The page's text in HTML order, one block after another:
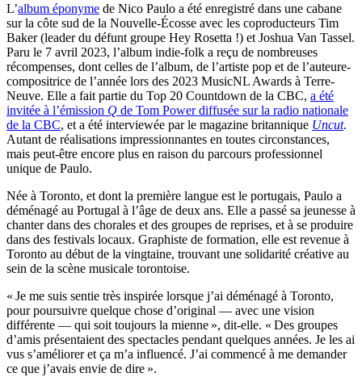
L’album éponyme de Nico Paulo a été enregistré dans une cabane
sur la côte sud de la Nouvelle-Écosse avec les coproducteurs Tim
Baker (leader du défunt groupe Hey Rosetta !) et Joshua Van Tassel.
Paru le 7 avril 2023, l’album indie-folk a reçu de nombreuses
récompenses, dont celles de l’album, de l’artiste pop et de l’auteure-
compositrice de l’année lors des 2023 MusicNL Awards à Terre-
Neuve. Elle a fait partie du Top 20 Countdown de la CBC, a été
invitée à l’émission Q de Tom Power diffusée sur la radio nationale
de la CBC, et a été interviewée par le magazine britannique Uncut.
Autant de réalisations impressionnantes en toutes circonstances,
mais peut-être encore plus en raison du parcours professionnel
unique de Paulo.
Née à Toronto, et dont la première langue est le portugais, Paulo a
déménagé au Portugal à l’âge de deux ans. Elle a passé sa jeunesse à
chanter dans des chorales et des groupes de reprises, et à se produire
dans des festivals locaux. Graphiste de formation, elle est revenue à
Toronto au début de la vingtaine, trouvant une solidarité créative au
sein de la scène musicale torontoise.
« Je me suis sentie très inspirée lorsque j’ai déménagé à Toronto,
pour poursuivre quelque chose d’original — avec une vision
différente — qui soit toujours la mienne », dit-elle. « Des groupes
d’amis présentaient des spectacles pendant quelques années. Je les ai
vus s’améliorer et ça m’a influencé. J’ai commencé à me demander
ce que j’avais envie de dire ».